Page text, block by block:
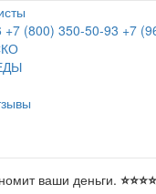
+7 (800) 350-50-93 +7
ваши деньги.